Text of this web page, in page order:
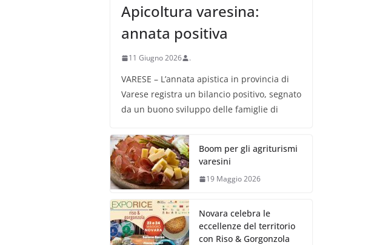
Apicoltura varesina:
annata positiva
11 Giugno 2026 .
VARESE – L’annata apistica in provincia di
Varese registra un bilancio positivo, segnato
da un buono sviluppo delle famiglie di
Boom per gli agriturismi
varesini
19 Maggio 2026
Novara celebra le
eccellenze del territorio
con Riso & Gorgonzola